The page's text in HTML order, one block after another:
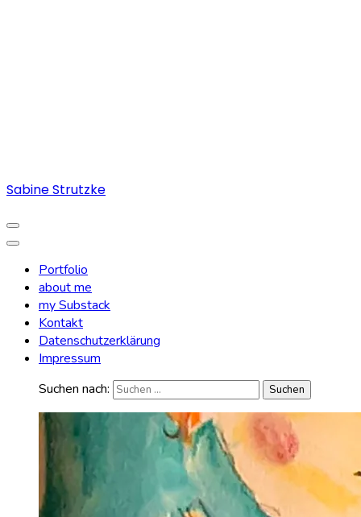
Sabine Strutzke
Portfolio
about me
my Substack
Kontakt
Datenschutzerklärung
Impressum
Suchen nach: